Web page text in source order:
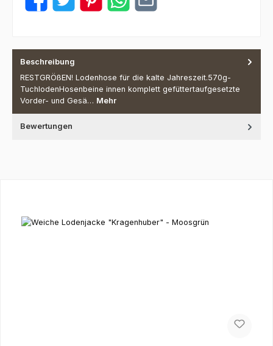
Beschreibung
RESTGRÖßEN! Lodenhose für die kalte Jahreszeit.570g-
TuchlodenHosenbeine innen komplett gefüttertaufgesetzte
Vorder- und Gesä… Mehr
Bewertungen